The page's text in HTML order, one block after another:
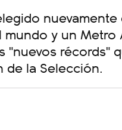
nuevamente
mundo y un Metro
"nuevos récords"
de la Selección.